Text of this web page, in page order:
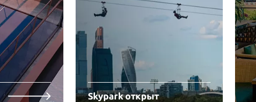
Skypark открыт